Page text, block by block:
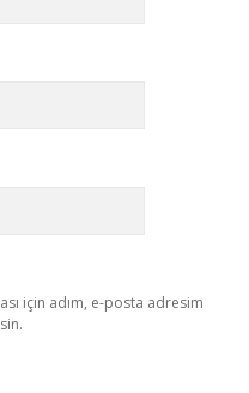
için adım, e-posta adresim